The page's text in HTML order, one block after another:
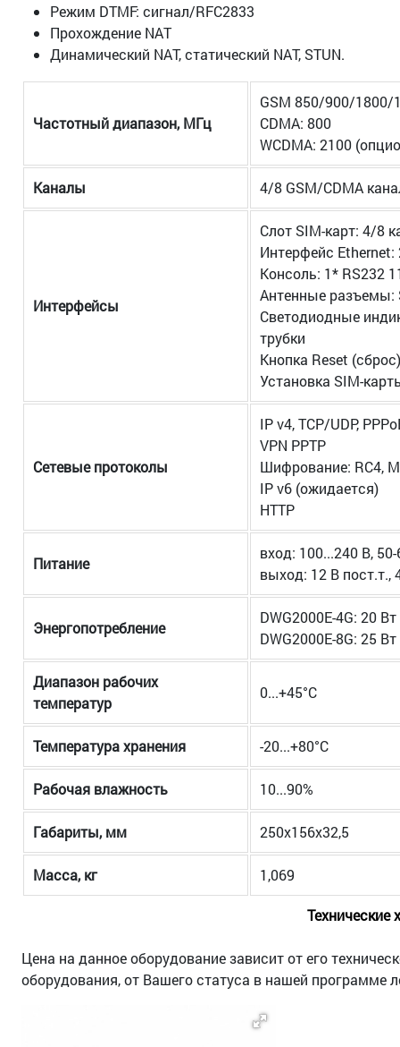
Режим DTMF: сигнал/RFC2833
Прохождение NAT
Динамический NAT, статический NAT, STUN.
Технические
Частотный диапазон, МГц
GSM 850/900/1800/
CDMA: 800
WCDMA: 2100
Каналы 4/8 GSM/CDMA
Интерфейсы
Слот SIM-карт: 4/8
Интерфейс Ethernet:
Консоль: 1* RS232
Антенные разъемы:
Светодиодные
трубки
Кнопка Reset (сброс)
Установка SIM-
Сетевые протоколы
IP v4, TCP/UDP,
VPN PPTP
Шифрование: RC4,
IP v6 (ожидается)
HTTP
Питание
вход: 100...240 В,
выход: 12 В пост.т.,
Энергопотребление
DWG2000E-4G: 20 Вт
DWG2000E-8G: 25 Вт
Диапазон рабочих
температур
0...+45°С
Температура хранения -20...+80°С
Рабочая влажность 10...90%
Габариты, мм 250х156х32,5
Масса, кг 1,069
Цена на данное оборудование зависит от его
оборудования, от Вашего статуса в нашей программе